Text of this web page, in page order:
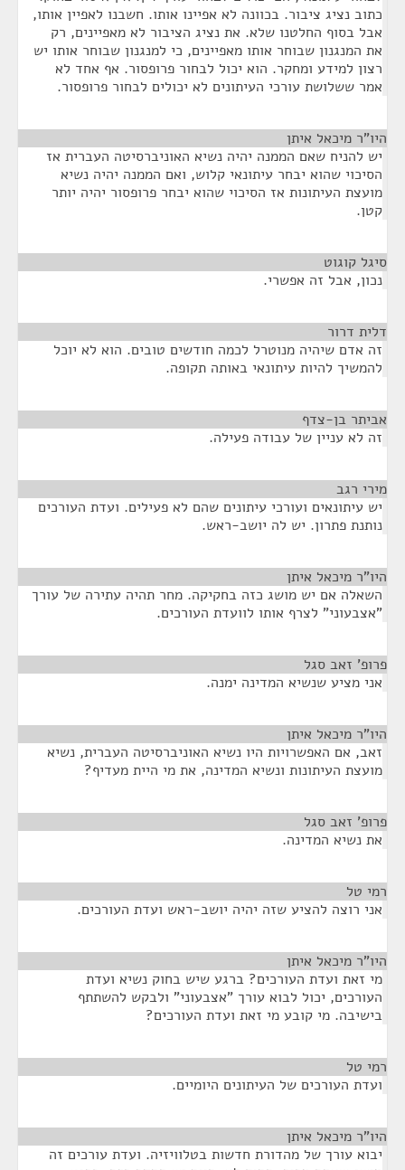
כתוב נציג ציבור. בכוונה לא אפיינו אותו. חשבנו לאפיין אותו,
אבל בסוף החלטנו שלא. את נציג הציבור לא מאפיינים, רק
את המנגנון שבוחר אותו מאפיינים, כי למנגנון שבוחר אותו יש
רצון למידע ומחקר. הוא יכול לבחור פרופסור. אף אחד לא
אמר ששלושת עורכי העיתונים לא יכולים לבחור פרופסור.
היו"ר מיכאל איתן
יש להניח שאם הממנה יהיה נשיא האוניברסיטה העברית אז
הסיכוי שהוא יבחר עיתונאי קלוש, ואם הממנה יהיה נשיא
מועצת העיתונות אז הסיכוי שהוא יבחר פרופסור יהיה יותר
קטן.
סיגל קוגוט
נכון, אבל זה אפשרי.
דלית דרור
זה אדם שיהיה מנוטרל לכמה חודשים טובים. הוא לא יוכל
להמשיך להיות עיתונאי באותה תקופה.
אביתר בן-צדף
זה לא עניין של עבודה פעילה.
מירי רגב
יש עיתונאים ועורכי עיתונים שהם לא פעילים. ועדת העורכים
נותנת פתרון. יש לה יושב-ראש.
היו"ר מיכאל איתן
השאלה אם יש מושג כזה בחקיקה. מחר תהיה עתירה של עורך
"אצבעוני" לצרף אותו לוועדת העורכים.
פרופ' זאב סגל
אני מציע שנשיא המדינה ימנה.
היו"ר מיכאל איתן
זאב, אם האפשרויות היו נשיא האוניברסיטה העברית, נשיא
מועצת העיתונות ונשיא המדינה, את מי היית מעדיף?
פרופ' זאב סגל
את נשיא המדינה.
רמי טל
אני רוצה להציע שזה יהיה יושב-ראש ועדת העורכים.
היו"ר מיכאל איתן
מי זאת ועדת העורכים? ברגע שיש בחוק נשיא ועדת
העורכים, יכול לבוא עורך "אצבעוני" ולבקש להשתתף
בישיבה. מי קובע מי זאת ועדת העורכים?
רמי טל
ועדת העורכים של העיתונים היומיים.
היו"ר מיכאל איתן
יבוא עורך של מהדורת חדשות בטלוויזיה. ועדת עורכים זה